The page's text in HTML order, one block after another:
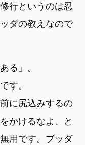
行というのは忍
ダの教えなので
る」。
す。
に尻込みするの
かけるなよ、と
用です。ブッダ